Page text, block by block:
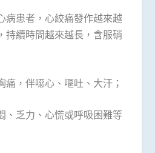
患者，心絞痛發作越來越
持續時間越來越長，含服硝
，伴噁心、嘔吐、大汗；
乏力、心慌或呼吸困難等